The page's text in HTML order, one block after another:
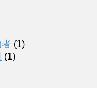
者 (1)
(1)